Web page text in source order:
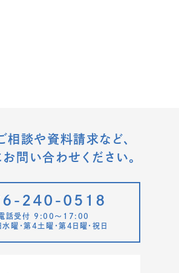
相談や資料請求など、
問い合わせください。
240-0518
話受付 9:00〜17:00
水曜・第4土曜・第4日曜・祝日